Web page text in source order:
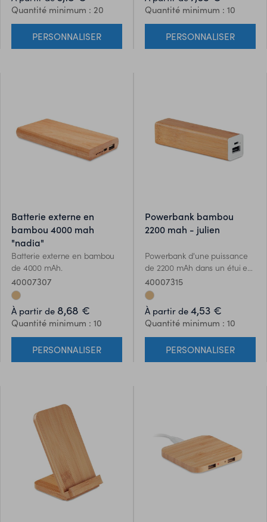
charger. Sortie: DC5V/1A (5W).
Compatible Android
androïdes, iPhone® 8, X et
plus récents.
Quantité minimum : 20
PERSONNALISER
Quantité minimum : 10
PERSONNALISER
batterie externe en
bambou 4000 mah
"nadia"
Batterie externe en bambou
de 4000 mAh.
40007307
À partir de 8,68 €
Quantité minimum : 10
PERSONNALISER
powerbank bambou
2200 mah - julien
Powerbank d'une puissance
de 2200 mAh dans un étui en
bambou -- Julien. Convient
aux smartphones, sortie DC5V
/ 1A actuelle. Comprend un
voyant et un câble USB avec
prise micro USB. Connecteur
de type C inclus. Le bambou
est un produit naturel, et
présente de légères variations
40007315
À partir de 4,53 €
Quantité minimum : 10
PERSONNALISER